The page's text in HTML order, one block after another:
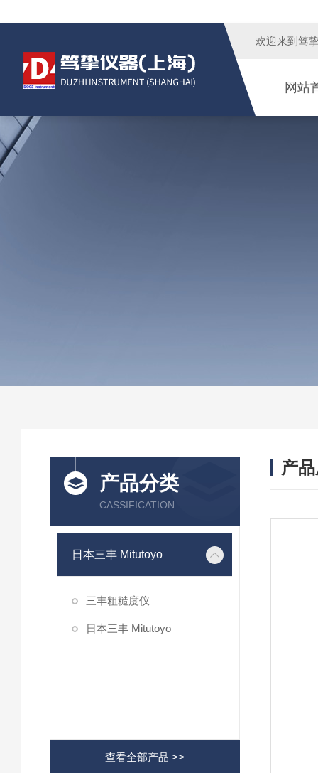
欢迎来到 笃
网站
产品分类
CASSIFICATION
日本三丰 Mitutoyo
三丰粗糙度仪
日本三丰 Mitutoyo
查看全部产品 >>
产